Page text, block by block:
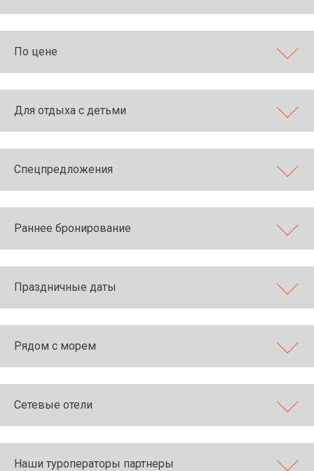
По цене
Для отдыха с детьми
Спецпредложения
Раннее бронирование
Праздничные даты
Рядом с морем
Сетевые отели
Наши туроператоры партнеры